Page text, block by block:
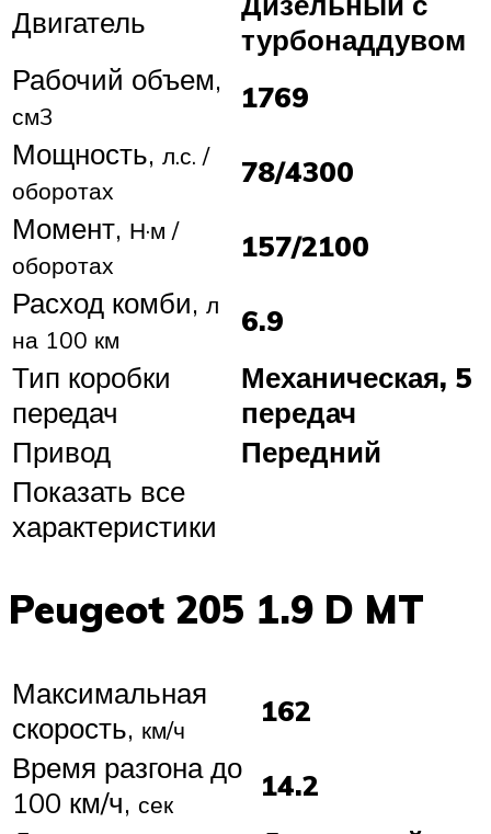
Двигатель
турбонаддувом
Рабочий объем,
см3
1769
Мощность, л.с. /
оборотах
78/4300
Момент, Н·м /
оборотах
157/2100
Расход комби, л
на 100 км
6.9
Тип коробки
передач
Механическая, 5
передач
Привод
Передний
Показать все
характеристики
Peugeot 205 1.9 D MT
Максимальная
скорость, км/ч
162
Время разгона до
100 км/ч, сек
14.2